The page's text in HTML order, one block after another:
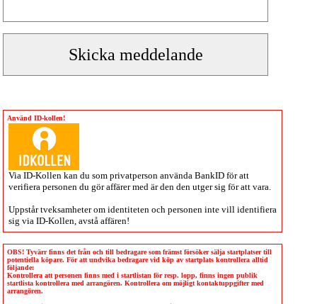
Använd ID-kollen!
Via ID-Kollen kan du som privatperson använda BankID för att
verifiera personen du gör affärer med är den den utger sig för att vara.
Uppstår tveksamheter om identiteten och personen inte vill identifiera
sig via ID-Kollen , avstå affären!
OBS! Tyvärr finns det från och till bedragare som främst försöker sälja startplatser till
potentiella köpare. För att undvika bedragare vid köp av startplats kontrollera alltid
följande:
Kontrollera att personen finns med i startlistan för resp. lopp, finns ingen publik
startlista kontrollera med arrangören. Kontrollera om möjligt kontaktuppgifter med
arrangören.